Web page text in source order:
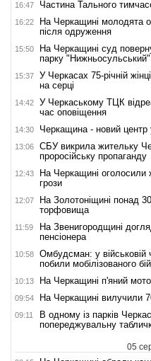
16:47 Частина Тального
16:22
На Черкащині молодята
після одруження
15:50
На Черкащині суд
парку "Нижньосульський"
15:37
У Черкасах 75-річній
на серці
14:42
У Черкаському ТЦК
час оповіщення
14:30 Черкащина - новий центр
13:06
СБУ викрила жительку
проросійську пропаганду
12:43
На Черкащині оголосили
грози
12:07
На Золотоніщині понад
торфовища
11:59
На Звенигородщині
пенсіонера
10:58
Омбудсман: у військовій
побили мобілізованого
10:13 На Черкащині п'яний
09:54 На Черкащині вилучили
09:11
В одному із парків
попереджувальну
05